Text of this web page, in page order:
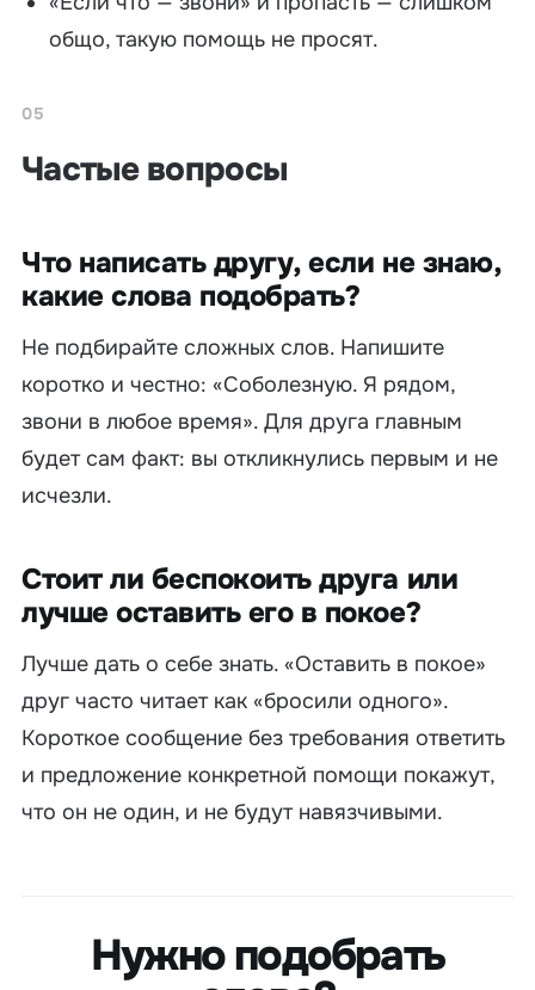
общо, такую помощь не просят.
05
Частые вопросы
Что написать другу, если не знаю,
какие слова подобрать?
Не подбирайте сложных слов. Напишите
коротко и честно: «Соболезную. Я рядом,
звони в любое время». Для друга главным
будет сам факт: вы откликнулись первым и не
исчезли.
Стоит ли беспокоить друга или
лучше оставить его в покое?
Лучше дать о себе знать. «Оставить в покое»
друг часто читает как «бросили одного».
Короткое сообщение без требования ответить
и предложение конкретной помощи покажут,
что он не один, и не будут навязчивыми.
Нужно подобрать